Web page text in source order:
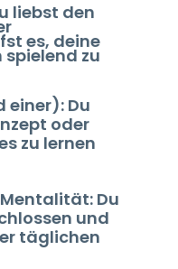
liebst den
es, deine
spielend zu
einer): Du
oder
zu lernen
Du
und
täglichen